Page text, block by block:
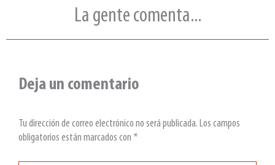
La gente comenta...
Deja un comentario
Tu dirección de correo electrónico no será publicada. Los campos
obligatorios están marcados con *